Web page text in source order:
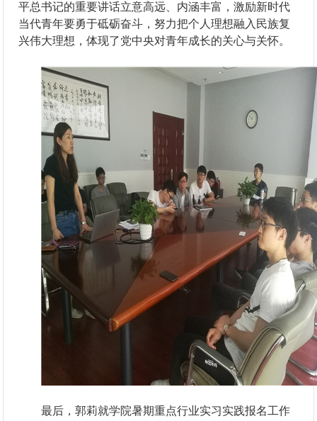
平总书记的重要讲话立意高远、内涵丰富，激励新时代
当代青年要勇于砥砺奋斗，努力把个人理想融入民族复
兴伟大理想，体现了党中央对青年成长的关心与关怀。
最后，郭莉就学院暑期重点行业实习实践报名工作